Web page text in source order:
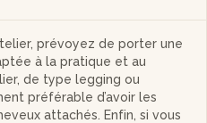
prévoyez de porter une
à la pratique et au
de type legging ou
préférable d’avoir les
attachés. Enfin, si vous